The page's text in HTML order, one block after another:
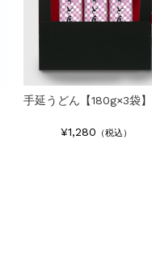
手延うどん【180g×3袋】
¥1,280 （税込）